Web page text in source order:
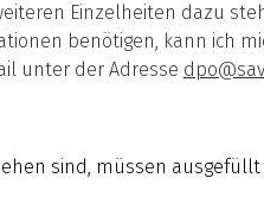
Einzelheiten dazu
benötigen, kann ich
unter der Adresse
sind, müssen ausgefüllt